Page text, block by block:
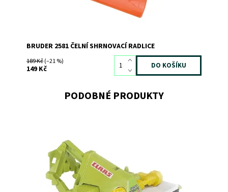
BRUDER 2581 ČELNÍ SHRNOVACÍ RADLICE
189 Kč(–21 %)
149 Kč
PODOBNÉ PRODUKTY
Přední žací lišta Claas
Dostupnost:
Skladem2
1023
BRUDER